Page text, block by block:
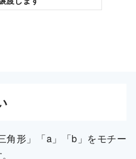
角形」「a」「b」をモチー